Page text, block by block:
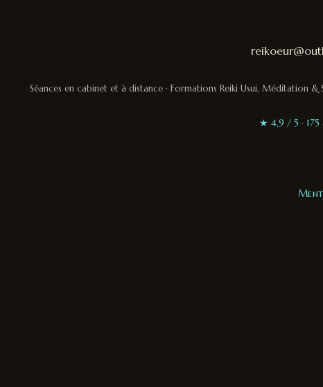
Séances en cabinet et à distance · Formations Reiki Usui, Méditation
★ 4,9 / 5 ·